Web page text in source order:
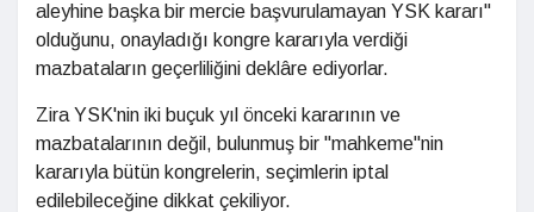
aleyhine başka bir mercie başvurulamayan YSK kararı"
olduğunu, onayladığı kongre kararıyla verdiği
mazbataların geçerliliğini deklâre ediyorlar.
Zira YSK'nin iki buçuk yıl önceki kararının ve
mazbatalarının değil, bulunmuş bir "mahkeme"nin
kararıyla bütün kongrelerin, seçimlerin iptal
edilebileceğine dikkat çekiliyor.